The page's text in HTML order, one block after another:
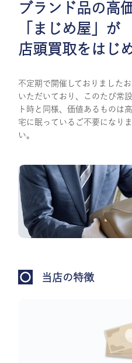
ブランド品の高
「まじめ屋」が
店頭買取をはじ
不定期で開催しておりました
いただいており、このたび常
ト時と同様、価値あるものは
宅に眠っているご不要になり
い。
当店の特徴